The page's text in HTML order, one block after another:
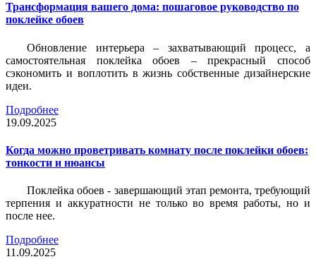
Трансформация вашего дома: пошаговое руководство по
поклейке обоев
Обновление интерьера – захватывающий процесс, а
самостоятельная поклейка обоев – прекрасный способ
сэкономить и воплотить в жизнь собственные дизайнерские
идеи.
Подробнее
19.09.2025
Когда можно проветривать комнату после поклейки обоев:
тонкости и нюансы
Поклейка обоев - завершающий этап ремонта, требующий
терпения и аккуратности не только во время работы, но и
после нее.
Подробнее
11.09.2025